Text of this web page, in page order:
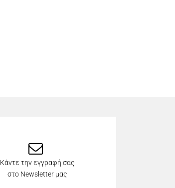
Κάντε την εγγραφή σας
στο Newsletter μας